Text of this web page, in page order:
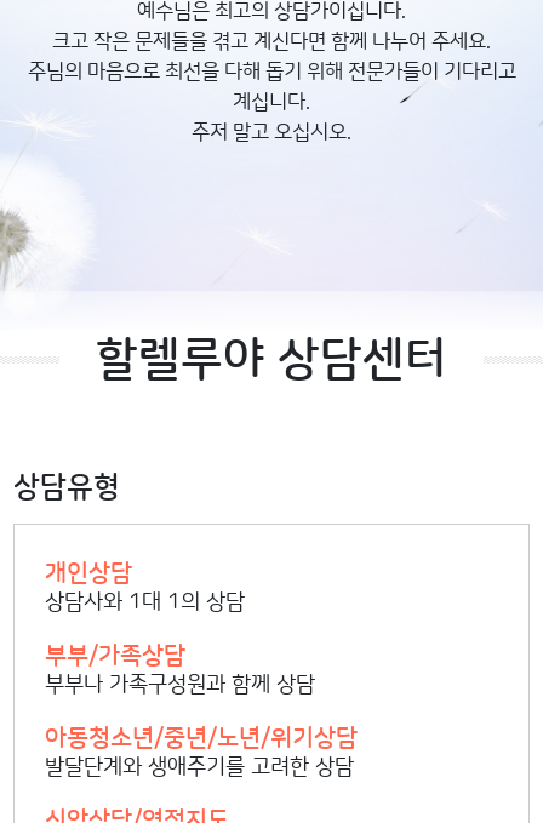
예수님은 최고의 상담가이십니다.
크고 작은 문제들을 겪고 계신다면 함께 나누어 주세요.
주님의 마음으로 최선을 다해 돕기 위해 전문가들이 기다리고
계십니다.
주저 말고 오십시오.
할렐루야 상담센터
상담유형
개인상담
상담사와 1대 1의 상담
부부/가족상담
부부나 가족구성원과 함께 상담
아동청소년/중년/노년/위기상담
발달단계와 생애주기를 고려한 상담